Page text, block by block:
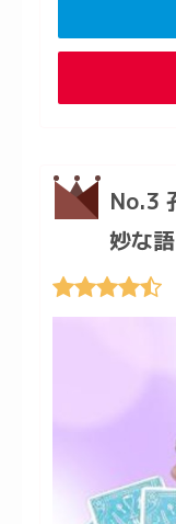
No.3
妙な